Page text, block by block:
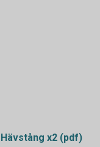
x2 (pdf)